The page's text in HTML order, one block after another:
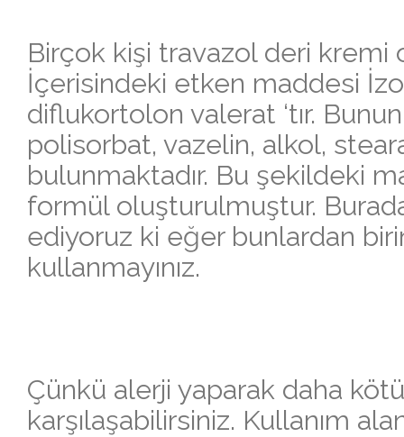
Birçok kişi travazol deri kremi
İçerisindeki etken maddesi
diflukortolon valerat ‘tır.
polisorbat, vazelin, alkol,
bulunmaktadır. Bu şekildeki
formül oluşturulmuştur.
ediyoruz ki eğer bunlardan
kullanmayınız.
Çünkü alerji yaparak daha
karşılaşabilirsiniz. Kullanım